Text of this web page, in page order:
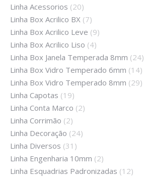
Linha Acessorios (20)
Linha Box Acrilico BX (7)
Linha Box Acrilico Leve (9)
Linha Box Acrilico Liso (4)
Linha Box Janela Temperada 8mm (24)
Linha Box Vidro Temperado 6mm (14)
Linha Box Vidro Temperado 8mm (29)
Linha Capotas (19)
Linha Conta Marco (2)
Linha Corrimão (2)
Linha Decoração (24)
Linha Diversos (31)
Linha Engenharia 10mm (2)
Linha Esquadrias Padronizadas (12)